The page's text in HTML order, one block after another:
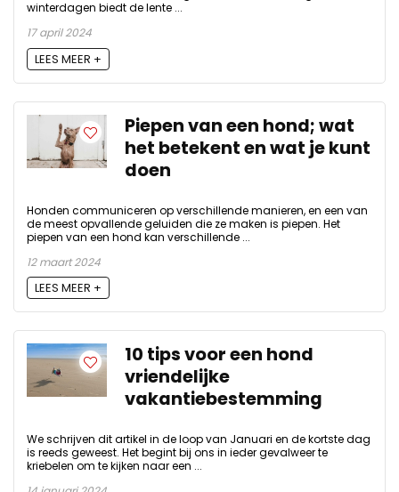
winterdagen biedt de lente ...
17 april 2024
LEES MEER +
Piepen van een hond; wat
het betekent en wat je kunt
doen
Honden communiceren op verschillende manieren, en een van
de meest opvallende geluiden die ze maken is piepen. Het
piepen van een hond kan verschillende ...
12 maart 2024
LEES MEER +
10 tips voor een hond
vriendelijke
vakantiebestemming
We schrijven dit artikel in de loop van Januari en de kortste dag
is reeds geweest. Het begint bij ons in ieder gevalweer te
kriebelen om te kijken naar een ...